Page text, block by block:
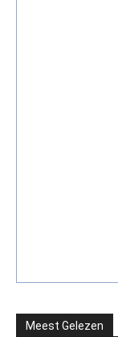
Meest Gelezen